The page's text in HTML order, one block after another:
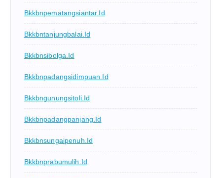
Bkkbnpematangsiantar.id
Bkkbntanjungbalai.id
Bkkbnsibolga.id
Bkkbnpadangsidimpuan.id
Bkkbngunungsitoli.id
Bkkbnpadangpanjang.id
Bkkbnsungaipenuh.id
Bkkbnprabumulih.id